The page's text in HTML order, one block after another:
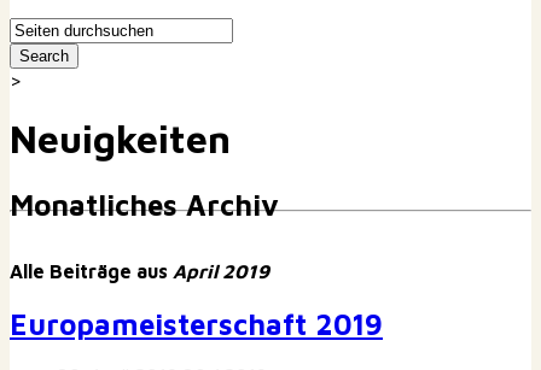
>
Neuigkeiten
Monatliches Archiv
Alle Beiträge aus April 2019
Europameisterschaft 2019